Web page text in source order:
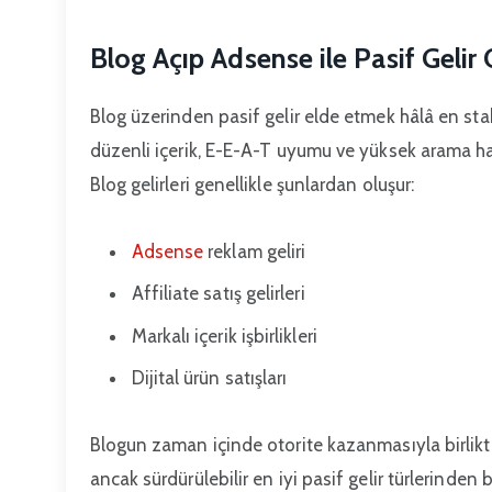
Blog Açıp Adsense ile Pasif
Blog üzerinden pasif gelir elde etmek hâlâ en
düzenli içerik, E-E-A-T uyumu ve yüksek arama
Blog gelirleri genellikle şunlardan oluşur:
Adsense reklam geliri
Affiliate satış gelirleri
Markalı içerik işbirlikleri
Dijital ürün satışları
Blogun zaman içinde otorite kazanmasıyla
ancak sürdürülebilir en iyi pasif gelir türlerinden